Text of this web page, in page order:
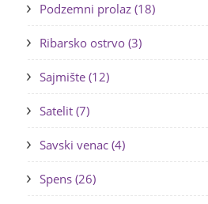
Podzemni prolaz (18)
Ribarsko ostrvo (3)
Sajmište (12)
Satelit (7)
Savski venac (4)
Spens (26)